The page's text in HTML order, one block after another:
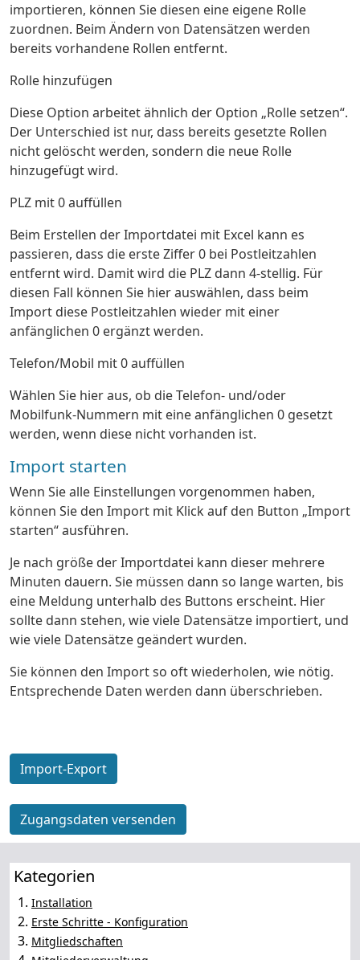
importieren, können Sie diesen eine eigene Rolle
zuordnen. Beim Ändern von Datensätzen werden
bereits vorhandene Rollen entfernt.
Rolle hinzufügen
Diese Option arbeitet ähnlich der Option „Rolle setzen“.
Der Unterschied ist nur, dass bereits gesetzte Rollen
nicht gelöscht werden, sondern die neue Rolle
hinzugefügt wird.
PLZ mit 0 auffüllen
Beim Erstellen der Importdatei mit Excel kann es
passieren, dass die erste Ziffer 0 bei Postleitzahlen
entfernt wird. Damit wird die PLZ dann 4-stellig. Für
diesen Fall können Sie hier auswählen, dass beim
Import diese Postleitzahlen wieder mit einer
anfänglichen 0 ergänzt werden.
Telefon/Mobil mit 0 auffüllen
Wählen Sie hier aus, ob die Telefon- und/oder
Mobilfunk-Nummern mit eine anfänglichen 0 gesetzt
werden, wenn diese nicht vorhanden ist.
Import starten
Wenn Sie alle Einstellungen vorgenommen haben,
können Sie den Import mit Klick auf den Button „Import
starten“ ausführen.
Je nach größe der Importdatei kann dieser mehrere
Minuten dauern. Sie müssen dann so lange warten, bis
eine Meldung unterhalb des Buttons erscheint. Hier
sollte dann stehen, wie viele Datensätze importiert, und
wie viele Datensätze geändert wurden.
Sie können den Import so oft wiederholen, wie nötig.
Entsprechende Daten werden dann überschrieben.
Import-Export
Zugangsdaten versenden
Kategorien
1. Installation
2. Erste Schritte - Konfiguration
3. Mitgliedschaften